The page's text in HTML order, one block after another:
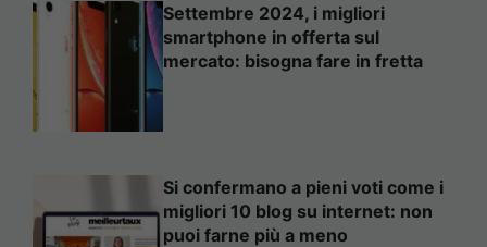
Settembre 2024, i migliori
smartphone in offerta sul
mercato: bisogna fare in fretta
Si confermano a pieni voti come i
migliori 10 blog su internet: non
puoi farne più a meno